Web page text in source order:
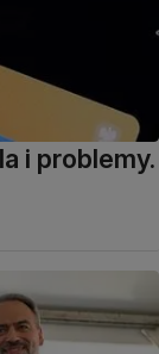
i problemy.